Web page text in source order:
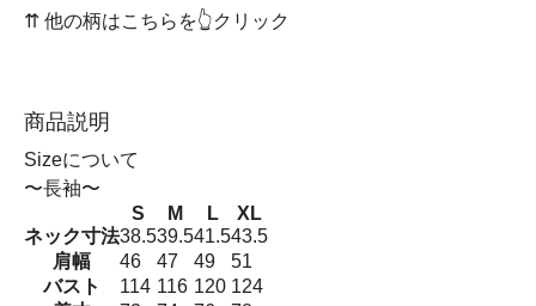
⇈ 他の柄はこちらを👆クリック
商品説明
Sizeについて
〜長袖〜
S
M L
XL
ネック寸法38.539.541.543.5
肩幅
46 47 49
51
バスト
114 116 120 124